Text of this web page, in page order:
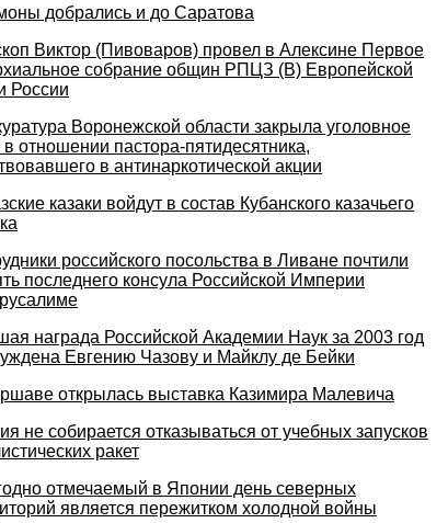
добрались и до Саратова
Виктор (Пивоваров) провел в Алексине Первое
собрание общин РПЦЗ (В) Европейской
России
Воронежской области закрыла уголовное
в отношении пастора-пятидесятника,
в антинаркотической акции
казаки войдут в состав Кубанского казачьего
российского посольства в Ливане почтили
последнего консула Российской Империи
награда Российской Академии Наук за 2003 год
Евгению Чазову и Майклу де Бейки
открылась выставка Казимира Малевича
не собирается отказываться от учебных запусков
ракет
отмечаемый в Японии день северных
является пережитком холодной войны